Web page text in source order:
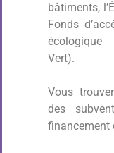
bâtiments,
Fonds
Vert).
Vous
des
financement